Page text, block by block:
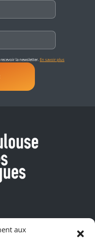
aux
la newsletter. En savoir plus